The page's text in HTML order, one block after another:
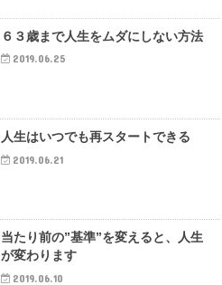
６３歳まで人生をムダにしない方法
2019.06.25
人生はいつでも再スタートできる
2019.06.21
当たり前の”基準”を変えると、人生
が変わります
2019.06.10